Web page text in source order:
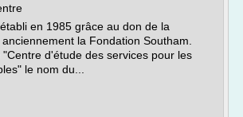
en 1985 grâce au don de la
la Fondation Southam.
d'étude des services pour les
le nom du...